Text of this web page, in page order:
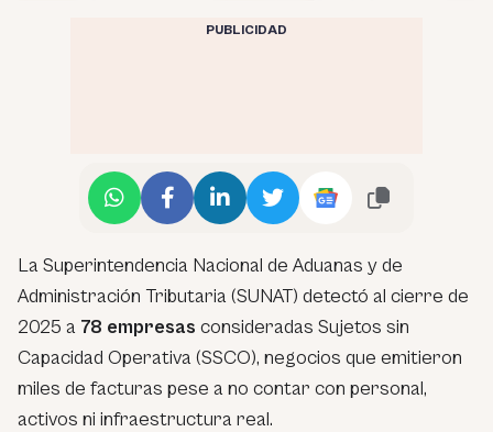
PUBLICIDAD
La Superintendencia Nacional de Aduanas y de
Administración Tributaria (SUNAT) detectó al cierre de
2025 a 78 empresas consideradas Sujetos sin
Capacidad Operativa (SSCO), negocios que emitieron
miles de facturas pese a no contar con personal,
activos ni infraestructura real.